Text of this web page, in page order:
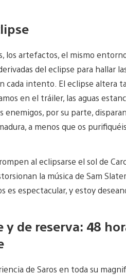
los artefactos, el mismo
del eclipse para hallar
cada intento. El eclipse altera
en el tráiler, las aguas
enemigos, por su parte,
a menos que os
al eclipsarse el sol de
la música de Sam
espectacular, y estoy
de reserva: 48
de Saros en toda su